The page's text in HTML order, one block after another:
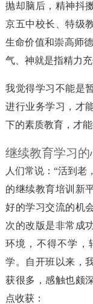
抛却脑后，精神抖
京五中校长、特级
生命价值和崇高师
气、神就是指精力
我觉得学习不能是
进行业务学习，才
下的素质教育，才
继续教育学习的
人们常说：“活到老
的继续教育培训新
好的学习交流的机
次的改版是非常成
环境，不得不学，
学。自开班以来，
获很多，感触也颇
点收获：